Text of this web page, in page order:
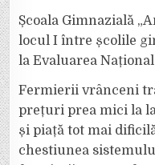
Școala Gimnazială
locul I între școlile
la Evaluarea
Fermierii vrânceni
prețuri prea mici la
și piață tot mai
chestiunea